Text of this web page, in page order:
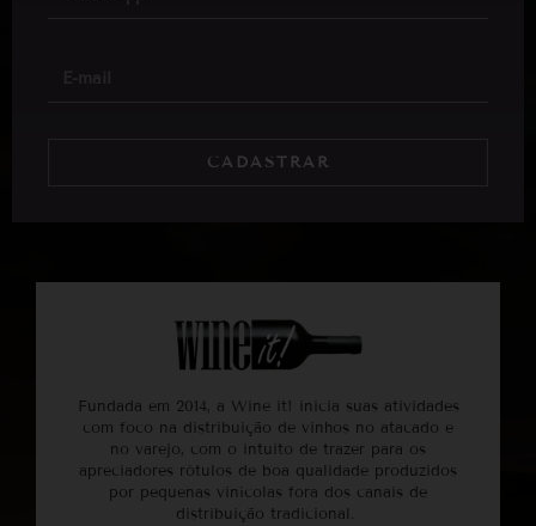
CADASTRAR
Fundada em 2014, a Wine it! inicia suas atividades
com foco na distribuição de vinhos no atacado e
no varejo, com o intuito de trazer para os
apreciadores rótulos de boa qualidade produzidos
por pequenas vinícolas fora dos canais de
distribuição tradicional.